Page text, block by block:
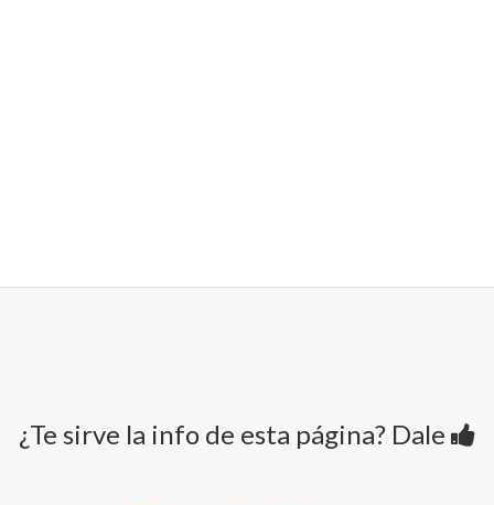
¿Te sirve la info de esta página? Dale